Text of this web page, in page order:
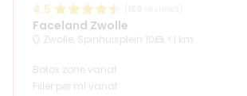
4.5
Faceland Zwolle
Zwolle, Spinhuisplein 10 <1 km
Botox zone vanaf
Filler per ml vanaf